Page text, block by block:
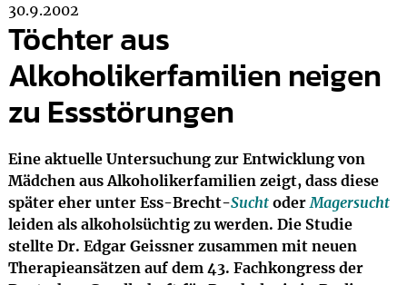
30.9.2002
Töchter aus
Alkoholikerfamilien neigen
zu Essstörungen
Eine aktuelle Untersuchung zur Entwicklung von
Mädchen aus Alkoholikerfamilien zeigt, dass diese
später eher unter Ess-Brecht-SuchtoderMagersucht
leiden als alkoholsüchtig zu werden. Die Studie
stellte Dr. Edgar Geissner zusammen mit neuen
Therapieansätzen auf dem 43. Fachkongress der